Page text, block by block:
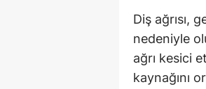
Diş ağrısı,
nedeniyle
ağrı kesici
kaynağını